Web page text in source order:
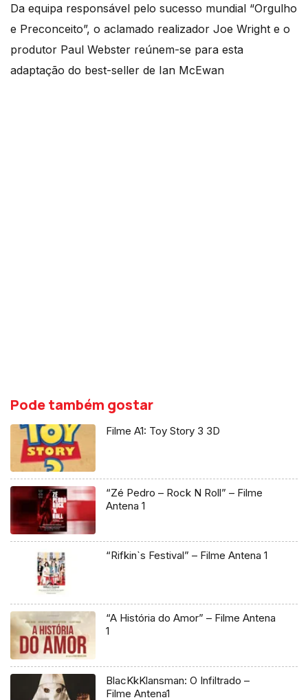
Da equipa responsável pelo sucesso mundial “Orgulho
e Preconceito”, o aclamado realizador Joe Wright e o
produtor Paul Webster reúnem-se para esta
adaptação do best-seller de Ian McEwan
Pode também gostar
Filme A1: Toy Story 3 3D
“Zé Pedro – Rock N Roll” – Filme
Antena 1
“Rifkin`s Festival” – Filme Antena 1
“A História do Amor” – Filme Antena
1
BlacKkKlansman: O Infiltrado –
Filme Antena1